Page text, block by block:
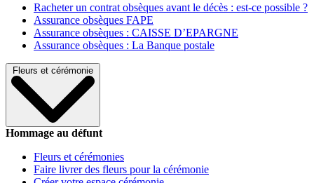
Racheter un contrat obsèques avant le décès : est-ce possible ?
Assurance obsèques FAPE
Assurance obsèques : CAISSE D’EPARGNE
Assurance obsèques : La Banque postale
Fleurs et cérémonie
Hommage au défunt
Fleurs et cérémonies
Faire livrer des fleurs pour la cérémonie